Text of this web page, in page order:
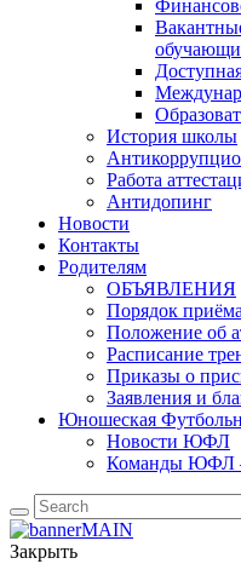
История школы
Работа
Антидопинг
Новости
Контакты
Родителям
ОБЪЯВЛЕНИЯ
Порядок
Положение об
Расписание
Приказы о
Заявления и
Юношеская
Новости ЮФЛ
Команды ЮФЛ
Закрыть